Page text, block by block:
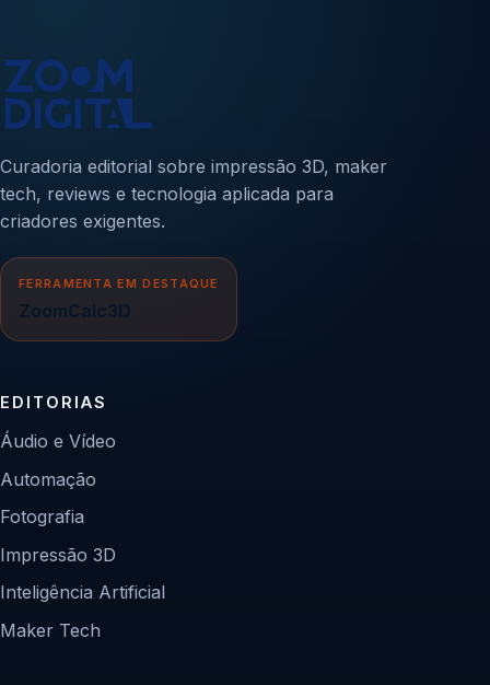
Curadoria editorial sobre impressão 3D, maker
tech, reviews e tecnologia aplicada para
criadores exigentes.
FERRAMENTA EM DESTAQUE
ZoomCalc3D
EDITORIAS
Áudio e Vídeo
Automação
Fotografia
Impressão 3D
Inteligência Artificial
Maker Tech